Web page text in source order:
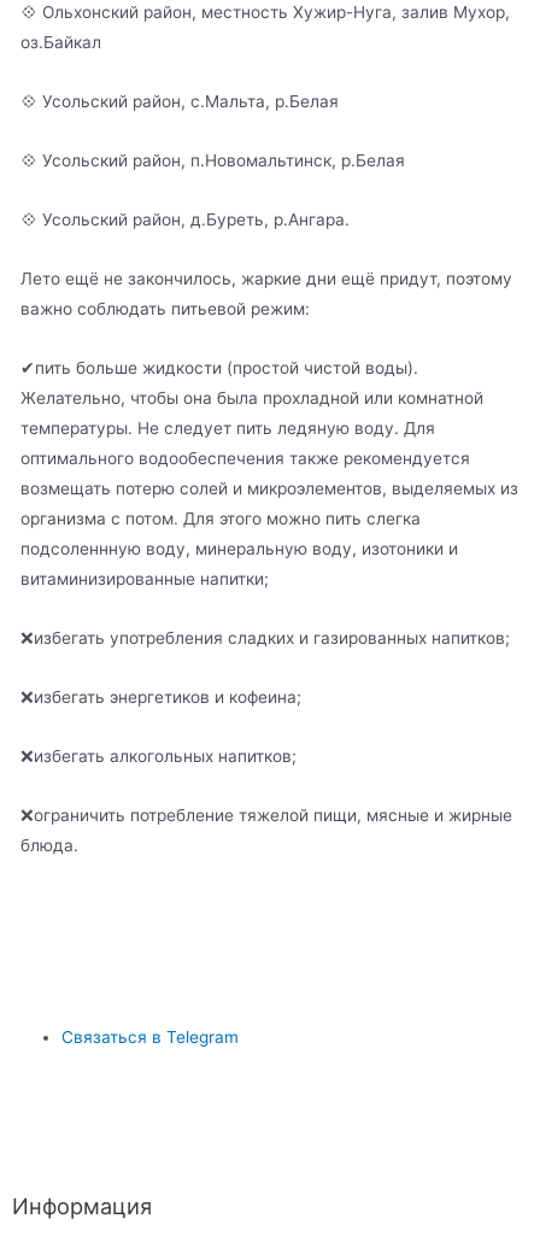
💠 Ольхонский район, местность Хужир-Нуга, залив Мухор,
оз.Байкал
💠 Усольский район, с.Мальта, р.Белая
💠 Усольский район, п.Новомальтинск, р.Белая
💠 Усольский район, д.Буреть, р.Ангара.
Лето ещё не закончилось, жаркие дни ещё придут, поэтому
важно соблюдать питьевой режим:
✔пить больше жидкости (простой чистой воды).
Желательно, чтобы она была прохладной или комнатной
температуры. Не следует пить ледяную воду. Для
оптимального водообеспечения также рекомендуется
возмещать потерю солей и микроэлементов, выделяемых из
организма с потом. Для этого можно пить слегка
подсоленнную воду, минеральную воду, изотоники и
витаминизированные напитки;
❌избегать употребления сладких и газированных напитков;
❌избегать энергетиков и кофеина;
❌избегать алкогольных напитков;
❌ограничить потребление тяжелой пищи, мясные и жирные
блюда.
Связаться в Telegram
Информация